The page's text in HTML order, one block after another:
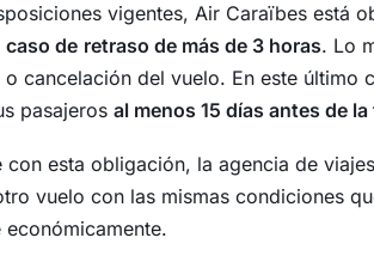
vigentes, Air Caraïbes está
caso de retraso de más de 3 horas. Lo
cancelación del vuelo. En este último
pasajeros al menos 15 días antes de
con esta obligación, la agencia de
vuelo con las mismas condiciones